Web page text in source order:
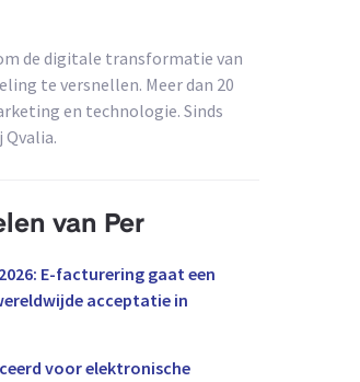
de digitale transformatie van
te versnellen. Meer dan 20
en technologie. Sinds
Qvalia.
van Per
E-facturering gaat een
acceptatie in
voor elektronische